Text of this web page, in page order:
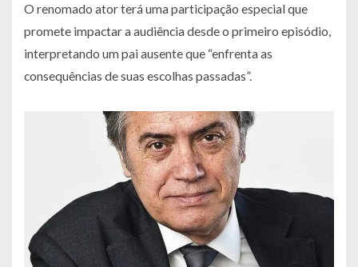
O renomado ator terá uma participação especial que
promete impactar a audiência desde o primeiro episódio,
interpretando um pai ausente que “enfrenta as
consequências de suas escolhas passadas”.